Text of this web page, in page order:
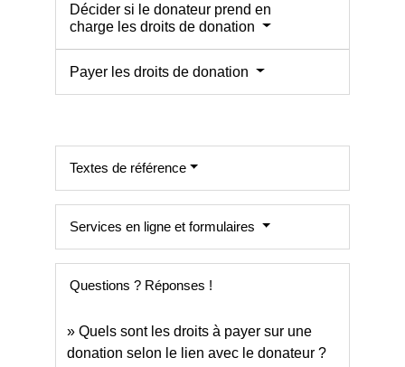
Décider si le donateur prend en
charge les droits de donation
Payer les droits de donation
Textes de référence
Services en ligne et formulaires
Questions ? Réponses !
Quels sont les droits à payer sur une
donation selon le lien avec le donateur ?